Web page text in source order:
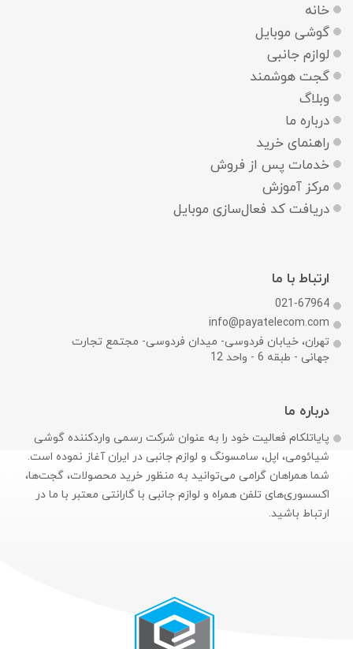
خانه
گوشی موبایل
لوازم جانبی
گجت هوشمند
وبلاگ
درباره ما
راهنمای خرید
خدمات پس از فروش
مرکز آموزش
دریافت کد فعال‌سازی موبایل
ارتباط با ما
021-67964
info@payatelecom.com
تهران، خیابان فردوسی- میدان فردوسی- مجتمع تجارت
جهانی - طبقه 6 - واحد 12
درباره ما
پایاتلکام فعالیت خود را به عنوان شرکت رسمی وارد‌کننده گوشی
شیائومی، اپل، سامسونگ و لوازم جانبی در ایران آغاز نموده است.
شما همراهان گرامی می‌توانید به منظور خرید محصولات، گجت‌ها،
اکسسوری‌های تلفن همراه و لوازم جانبی با گارانتی معتبر با ما در
ارتباط باشید.